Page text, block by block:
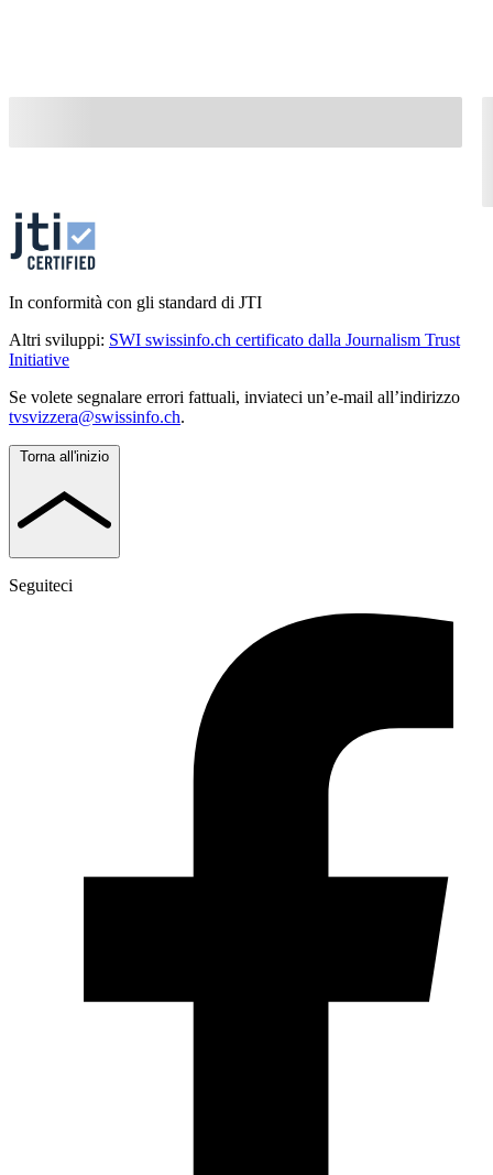
In conformità con gli standard di JTI
Altri sviluppi: SWI swissinfo.ch certificato dalla Journalism Trust
Initiative
Se volete segnalare errori fattuali, inviateci un’e-mail all’indirizzo
tvsvizzera@swissinfo.ch.
Torna all'inizio
Seguiteci